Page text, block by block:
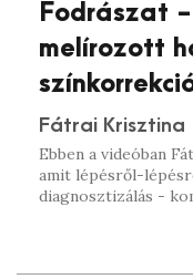
Fodrászat
melírozott
Fátrai Krisztina
Ebben a videóban
amit lépésről-
diagnosztizálás -